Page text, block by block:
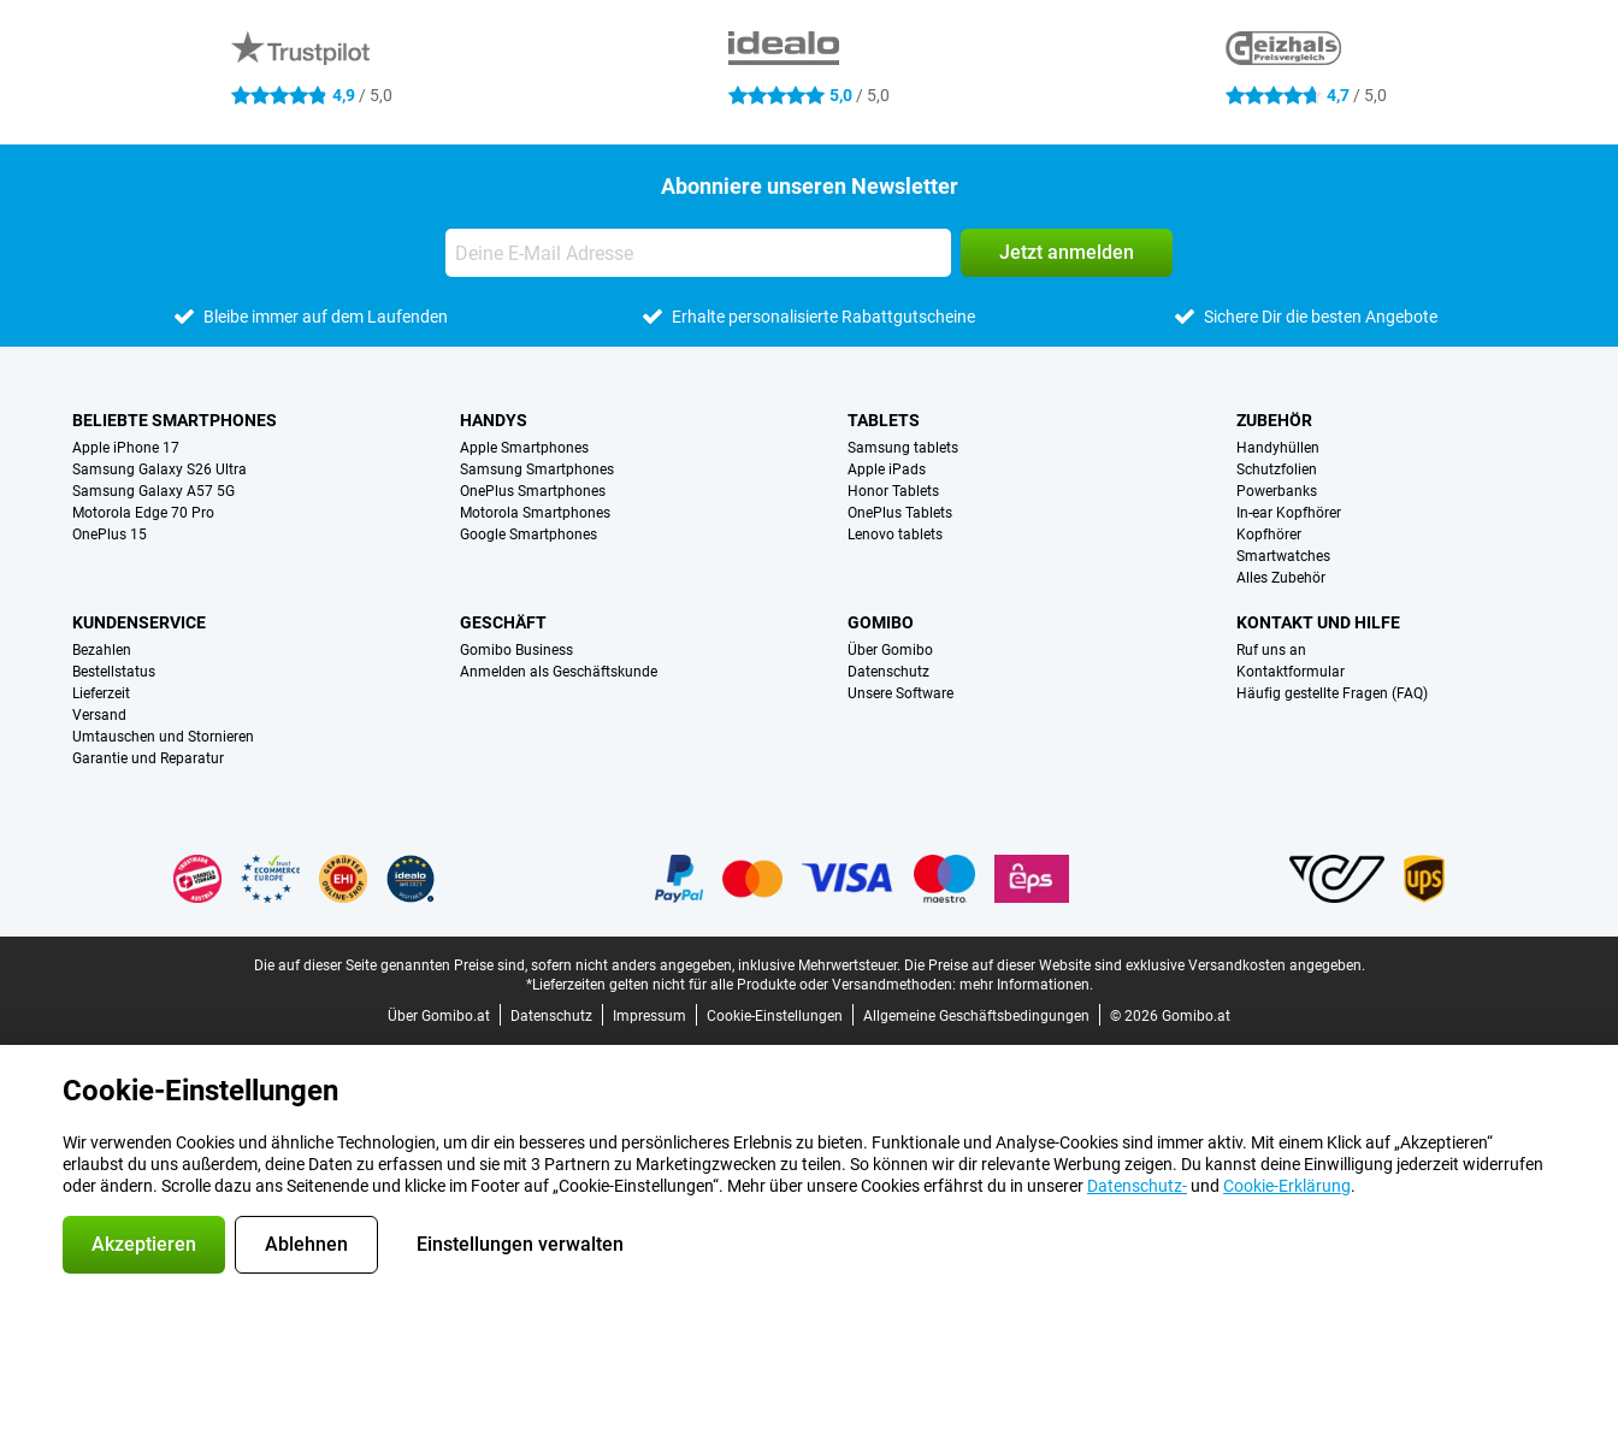
4.9 Sterne 4,9/ 5,0 5 Sterne 5,0/ 5,0 4.7 Sterne 4,7 / 5,0
Abonniere unseren Newsletter
Jetzt anmelden
Bleibe immer auf dem Laufenden Erhalte personalisierte Rabattgutscheine Sichere Dir die besten Angebote
BELIEBTE SMARTPHONES
Apple iPhone 17
Samsung Galaxy S26 Ultra
Samsung Galaxy A57 5G
Motorola Edge 70 Pro
OnePlus 15
HANDYS
Apple Smartphones
Samsung Smartphones
OnePlus Smartphones
Motorola Smartphones
Google Smartphones
TABLETS
Samsung tablets
Apple iPads
Honor Tablets
OnePlus Tablets
Lenovo tablets
ZUBEHÖR
Handyhüllen
Schutzfolien
Powerbanks
In-ear Kopfhörer
Kopfhörer
Smartwatches
Alles Zubehör
KUNDENSERVICE
Bezahlen
Bestellstatus
Lieferzeit
Versand
Umtauschen und Stornieren
Garantie und Reparatur
GESCHÄFT
Gomibo Business
Anmelden als Geschäftskunde
GOMIBO
Über Gomibo
Datenschutz
Unsere Software
KONTAKT UND HILFE
Ruf uns an
Kontaktformular
Häufig gestellte Fragen (FAQ)
Die auf dieser Seite genannten Preise sind, sofern nicht anders angegeben, inklusive Mehrwertsteuer. Die Preise auf dieser Website sind exklusive Versandkosten angegeben.
*Lieferzeiten gelten nicht für alle Produkte oder Versandmethoden: mehr Informationen.
Über Gomibo.at
Datenschutz Impressum Cookie-Einstellungen Allgemeine Geschäftsbedingungen © 2026 Gomibo.at
Cookie-Einstellungen
Wir verwenden Cookies und ähnliche Technologien, um dir ein besseres und persönlicheres Erlebnis zu bieten. Funktionale und Analyse-Cookies sind immer aktiv. Mit einem Klick auf „Akzeptieren“
erlaubst du uns außerdem, deine Daten zu erfassen und sie mit 3 Partnern zu Marketingzwecken zu teilen. So können wir dir relevante Werbung zeigen. Du kannst deine Einwilligung jederzeit widerrufen
oder ändern. Scrolle dazu ans Seitenende und klicke im Footer auf „Cookie-Einstellungen“. Mehr über unsere Cookies erfährst du in unserer Datenschutz- und Cookie-Erklärung.
Akzeptieren Ablehnen Einstellungen verwalten